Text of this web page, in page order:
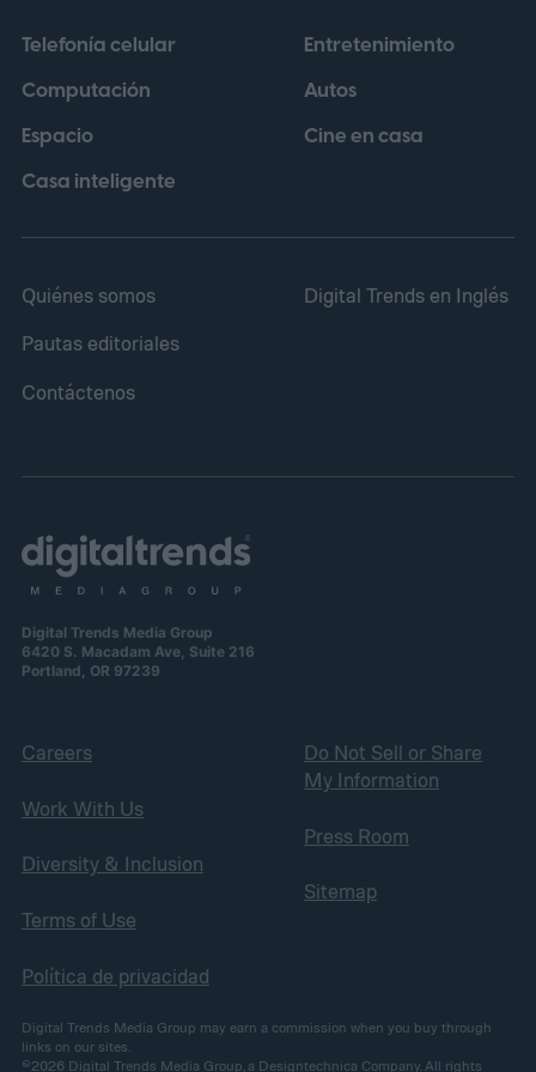
Telefonía celular
Computación
Espacio
Casa inteligente
Entretenimiento
Autos
Cine en casa
Quiénes somos
Pautas editoriales
Contáctenos
Digital Trends en Inglés
Digital Trends Media Group
6420 S. Macadam Ave, Suite 216
Portland, OR 97239
Careers
Work With Us
Diversity & Inclusion
Terms of Use
Política de privacidad
Do Not Sell or Share
My Information
Press Room
Sitemap
Digital Trends Media Group may earn a commission when you buy through
links on our sites.
©2026 Digital Trends Media Group, a Designtechnica Company. All rights